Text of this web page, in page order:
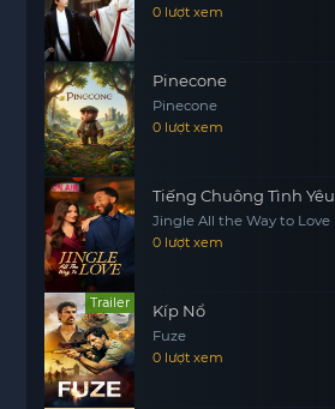
0 lượt xem
Pinecone
Pinecone
0 lượt xem
Tiếng Chuông Tình Yêu
Jingle All the Way to Love
0 lượt xem
Trailer Kíp Nổ
Fuze
0 lượt xem